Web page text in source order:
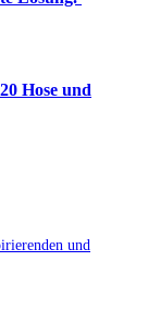
Hose und
und